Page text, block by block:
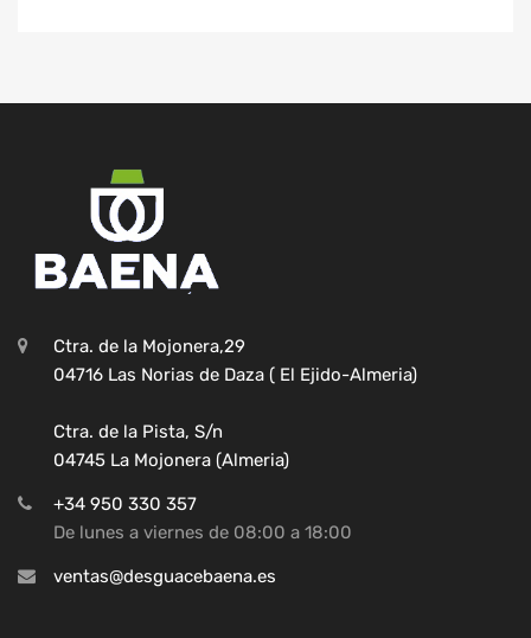
Ctra. de la Mojonera,29
04716 Las Norias de Daza ( El Ejido-Almeria)
Ctra. de la Pista, S/n
04745 La Mojonera (Almeria)
+34 950 330 357
De lunes a viernes de 08:00 a 18:00
ventas@desguacebaena.es